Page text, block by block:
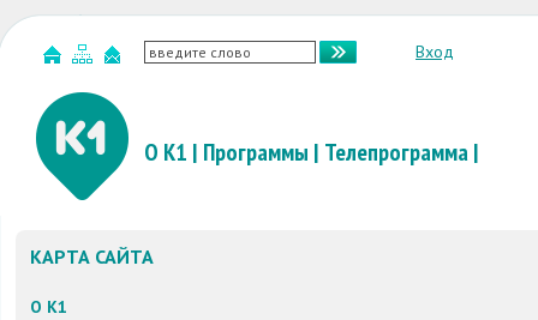
Вход
О К1 | Программы | Телепрограмма|
КАРТА САЙТА
О К1